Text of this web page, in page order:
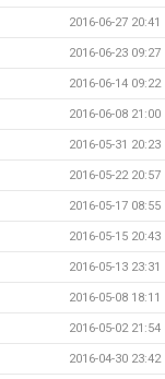
2016-06-27 20:41
2016-06-23 09:27
2016-06-14 09:22
2016-06-08 21:00
2016-05-31 20:23
2016-05-22 20:57
2016-05-17 08:55
2016-05-15 20:43
2016-05-13 23:31
2016-05-08 18:11
2016-05-02 21:54
2016-04-30 23:42